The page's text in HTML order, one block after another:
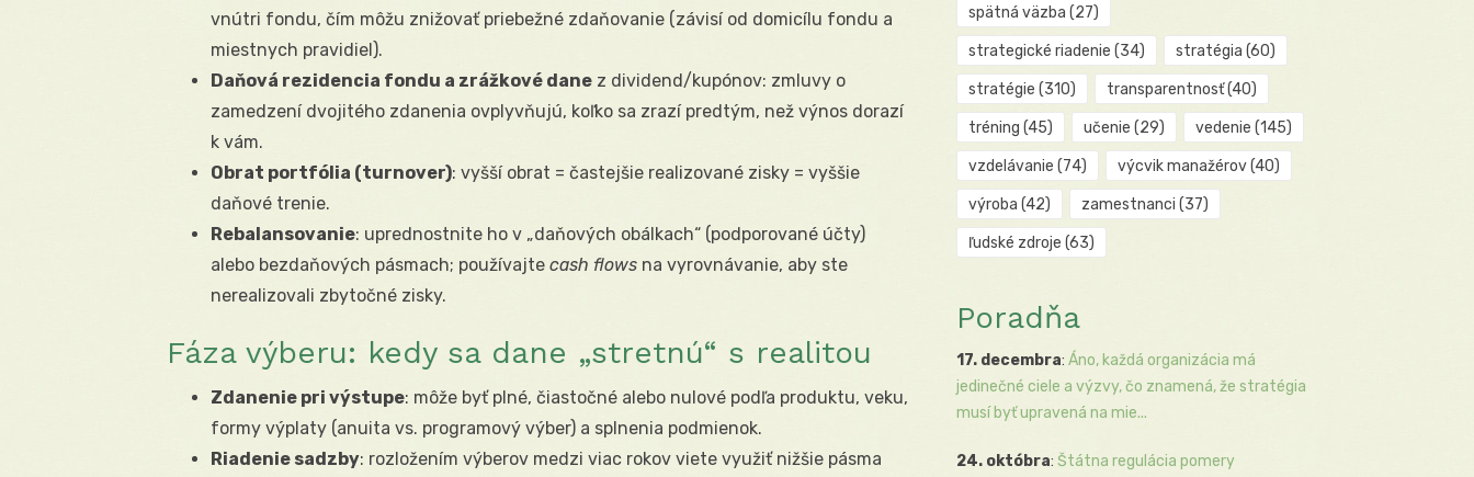
vnútri fondu, čím môžu znižovať priebežné zdaňovanie (závisí od domicílu fondu a
miestnych pravidiel).
Daňová rezidencia fondu a zrážkové dane z dividend/kupónov: zmluvy o
zamedzení dvojitého zdanenia ovplyvňujú, koľko sa zrazí predtým, než výnos dorazí
k vám.
Obrat portfólia (turnover): vyšší obrat = častejšie realizované zisky = vyššie
daňové trenie.
Rebalansovanie: uprednostnite ho v „daňových obálkach“ (podporované účty)
alebo bezdaňových pásmach; používajte cash flows na vyrovnávanie, aby ste
nerealizovali zbytočné zisky.
Fáza výberu: kedy sa dane „stretnú“ s realitou
Zdanenie pri výstupe: môže byť plné, čiastočné alebo nulové podľa produktu, veku,
formy výplaty (anuita vs. programový výber) a splnenia podmienok.
Riadenie sadzby: rozložením výberov medzi viac rokov viete využiť nižšie pásma
spätná väzba (27)
strategické riadenie (34) stratégia (60)
stratégie (310) transparentnosť(40)
tréning (45) učenie (29) vedenie (145)
vzdelávanie (74) výcvik manažérov(40)
výroba (42) zamestnanci (37)
ľudské zdroje (63)
Poradňa
17. decembra: Áno, každá organizácia má
jedinečné ciele a výzvy, čo znamená, že stratégia
musí byť upravená na mie...
24. októbra: Štátna regulácia pomery